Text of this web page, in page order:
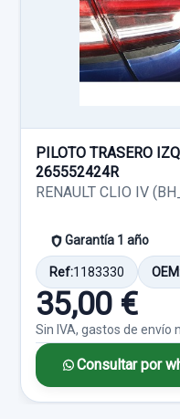
CENTRALITA
CENTRALITA
usado.
RENAULT CLIO III
Sin IVA, gastos de
Consultar
Ref:756499
27,26 €
Sin IVA, gastos de
Consultar
RENAULT CLIO III
Garantía 1 año
20,00 €
Sin IVA, gastos de
Consultar
PILOTO TRASERO
265552424R
RENAULT CLIO IV
Garantía 1 año
Ref:1183330
35,00 €
Sin IVA, gastos de envío
Consultar por